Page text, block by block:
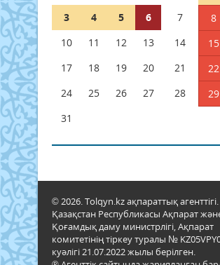
3
4 5 6 7 8
10
11 12 13 14 15
17
18 19 20 21 22
24
25 26 27 28 29
31
© 2026. Tolqyn.kz ақпараттық агенттігі.
Қазақстан Республикасы Ақпарат
Қоғамдық даму министрлігі, Ақпарат
комитетінің тіркеу туралы №
куәлігі 21.07.2022 жылы берілген.